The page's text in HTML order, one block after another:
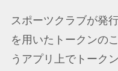
スポーツクラブが発
を用いたトークンの
うアプリ上でトーク